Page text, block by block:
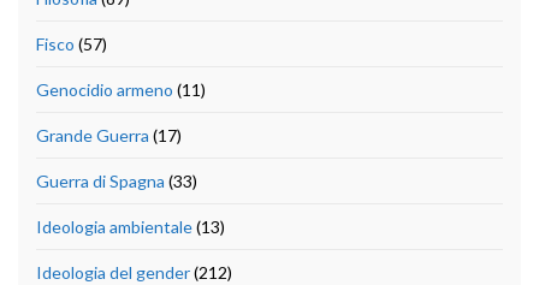
Fisco (57)
Genocidio armeno (11)
Grande Guerra (17)
Guerra di Spagna (33)
Ideologia ambientale(13)
Ideologia del gender(212)